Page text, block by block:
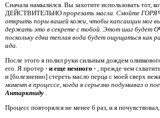
Сначала намылился. Вы захотите использовать тот,
ДЕЙСТВИТЕЛЬНО прорезать масла. Смойте
открыть поры вашей кожи, чтобы капсаицин мог
держать это в секрете с тобой. Этот шаг будет
поскольку едва теплая вода будет ощущаться как
ада.
После этого я полил руки сильным дождем
его. Я протер · и еще немного ·
, прежде чем
и [болезненно] стереть масло перца с моей сверх
момент в процессе, когда я серьезно подумывал о
Антарктиду
Процесс повторялся не менее 6 раз, и я